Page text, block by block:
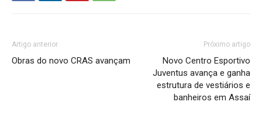
Artigo anterior
Obras do novo CRAS avançam
Próximo artigo
Novo Centro Esportivo
Juventus avança e ganha
estrutura de vestiários e
banheiros em Assaí